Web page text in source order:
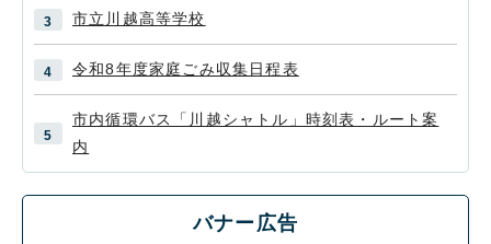
市立川越高等学校
令和8年度家庭ごみ収集日程表
市内循環バス「川越シャトル」時刻表・ルート案
内
バナー広告